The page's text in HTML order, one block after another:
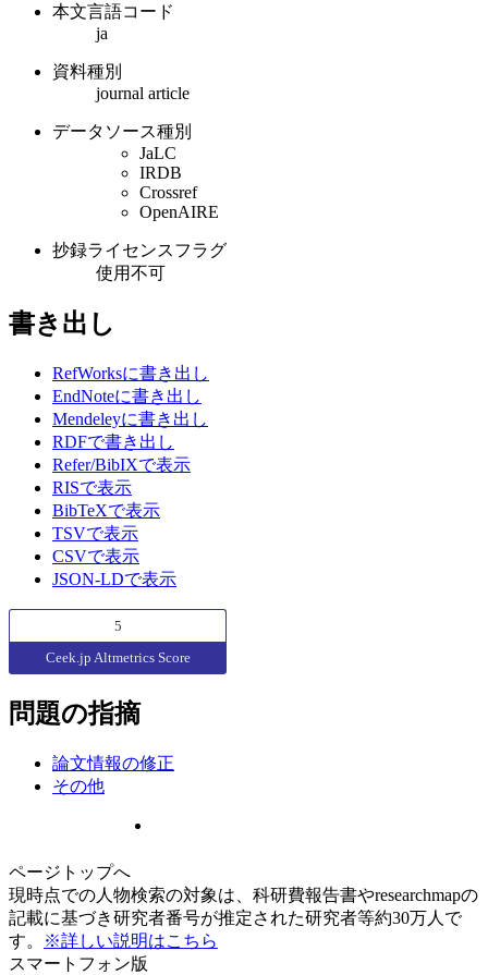
本文言語コード
ja
資料種別
journal article
データソース種別
JaLC
IRDB
Crossref
OpenAIRE
抄録ライセンスフラグ
使用不可
書き出し
RefWorksに書き出し
EndNoteに書き出し
Mendeleyに書き出し
RDFで書き出し
Refer/BibIXで表示
RISで表示
BibTeXで表示
TSVで表示
CSVで表示
JSON-LDで表示
5
Ceek.jp Altmetrics Score
問題の指摘
論文情報の修正
その他
ページトップへ
現時点での人物検索の対象は、科研費報告書やresearchmapの
記載に基づき研究者番号が推定された研究者等約30万人で
す。
※詳しい説明はこちら
スマートフォン版